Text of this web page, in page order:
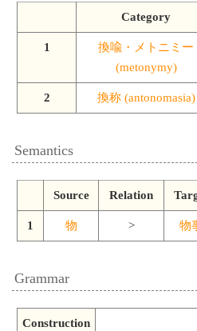
Category
1
換喩・メトニミー
(metonymy)
2 換称 (antonomasia)
Semantics
Source Relation
1 物 > 物
Grammar
Construction